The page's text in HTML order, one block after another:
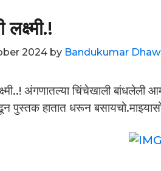
2024 by Bandukumar
अंगणातल्या चिंचेखाली बांधलेली
पुस्तक हातात धरून